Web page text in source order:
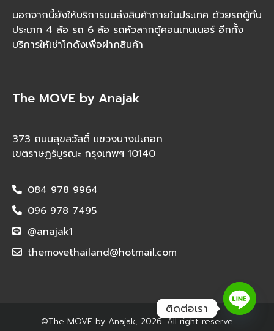
นอกจากนี้ยังให้บริการขนส่งสินค้าภายในประเทศ ด้วยรถตู้ทึบ
ประเภท 4 ล้อ รถ 6 ล้อ รถหัวลากตู้คอนเทนเนอร์ อีกทั้ง
บริการให้เช่าโกดังเพื่อฝากสินค้า
The MOVE by Anajak
373 ถนนสุขสวัสดิ์ แขวงบางปะกอก
เขตราษฎร์บูรณะ กรุงเทพฯ 10140
084 978 9964
096 978 7495
@anajak1
themovethailand@hotmail.com
©The MOVE by Anajak, 2026. All right reserve
ติดต่อเรา